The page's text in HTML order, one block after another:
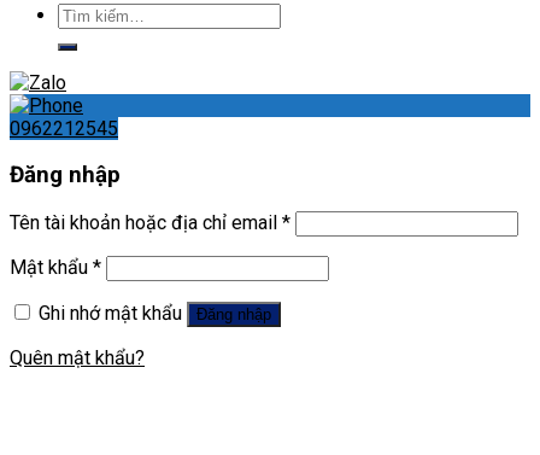
Tìm
kiếm:
0962212545
Đăng nhập
Tên tài khoản hoặc địa chỉ email *
Mật khẩu *
Ghi nhớ mật khẩu
Đăng nhập
Quên mật khẩu?